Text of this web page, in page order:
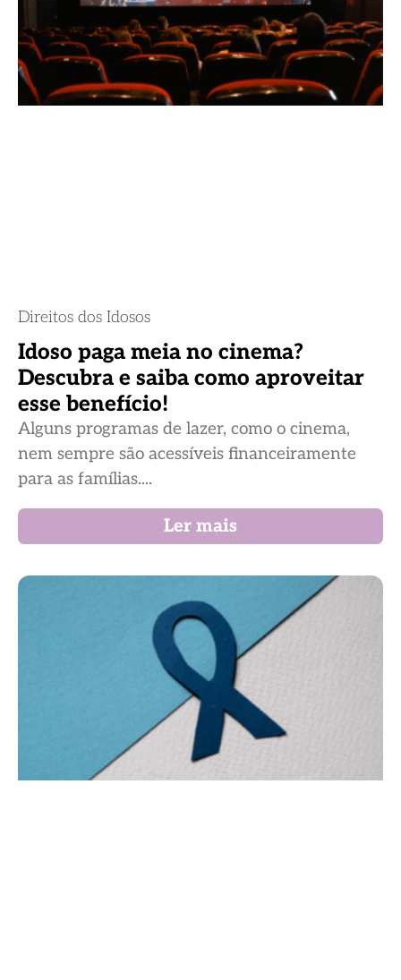
Direitos dos Idosos
Idoso paga meia no cinema?
Descubra e saiba como aproveitar
esse benefício!
Alguns programas de lazer, como o cinema,
nem sempre são acessíveis financeiramente
para as famílias....
Ler mais